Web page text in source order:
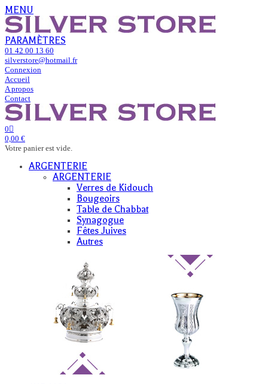
MENU
PARAMÈTRES
01 42 00 13 60
silverstore@hotmail.fr
Connexion
Accueil
A propos
Contact
0
0,00 €
Votre panier est vide.
ARGENTERIE
ARGENTERIE
Verres de Kidouch
Bougeoirs
Table de Chabbat
Synagogue
Fêtes Juives
Autres